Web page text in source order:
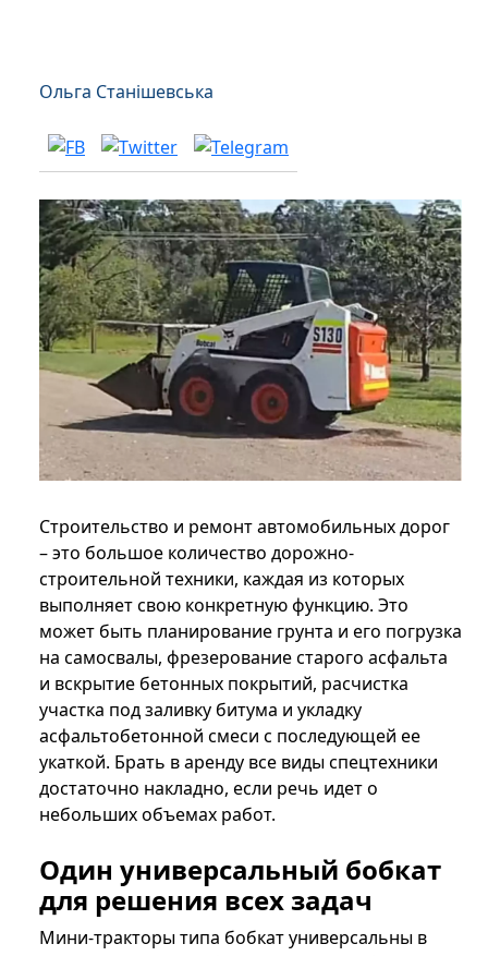
Ольга Станішевська
Строительство и ремонт автомобильных дорог
– это большое количество дорожно-
строительной техники, каждая из которых
выполняет свою конкретную функцию. Это
может быть планирование грунта и его погрузка
на самосвалы, фрезерование старого асфальта
и вскрытие бетонных покрытий, расчистка
участка под заливку битума и укладку
асфальтобетонной смеси с последующей ее
укаткой. Брать в аренду все виды спецтехники
достаточно накладно, если речь идет о
небольших объемах работ.
Один универсальный бобкат
для решения всех задач
Мини-тракторы типа бобкат универсальны в